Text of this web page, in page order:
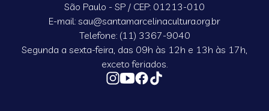
São Paulo - SP / CEP: 01213-010
E-mail: sau@santamarcelinacultura.org.br
Telefone: (11) 3367-9040
Segunda a sexta-feira, das 09h às 12h e 13h às 17h,
exceto feriados.